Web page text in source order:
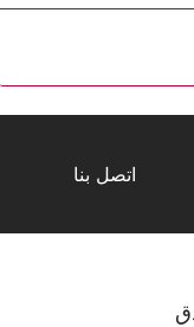
اتصل بنا